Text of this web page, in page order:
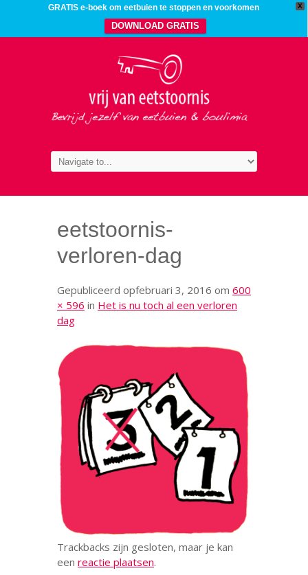
X
GRATIS e-boek om eetbuien te stoppen en voorkomen
DOWNLOAD GRATIS
eetstoornis-
verloren-dag
Gepubliceerd opfebruari 3, 2016 om 600
× 596 in Het is nu toch al een verloren
dag
Trackbacks zijn gesloten, maar je kan
een reactie plaatsen.